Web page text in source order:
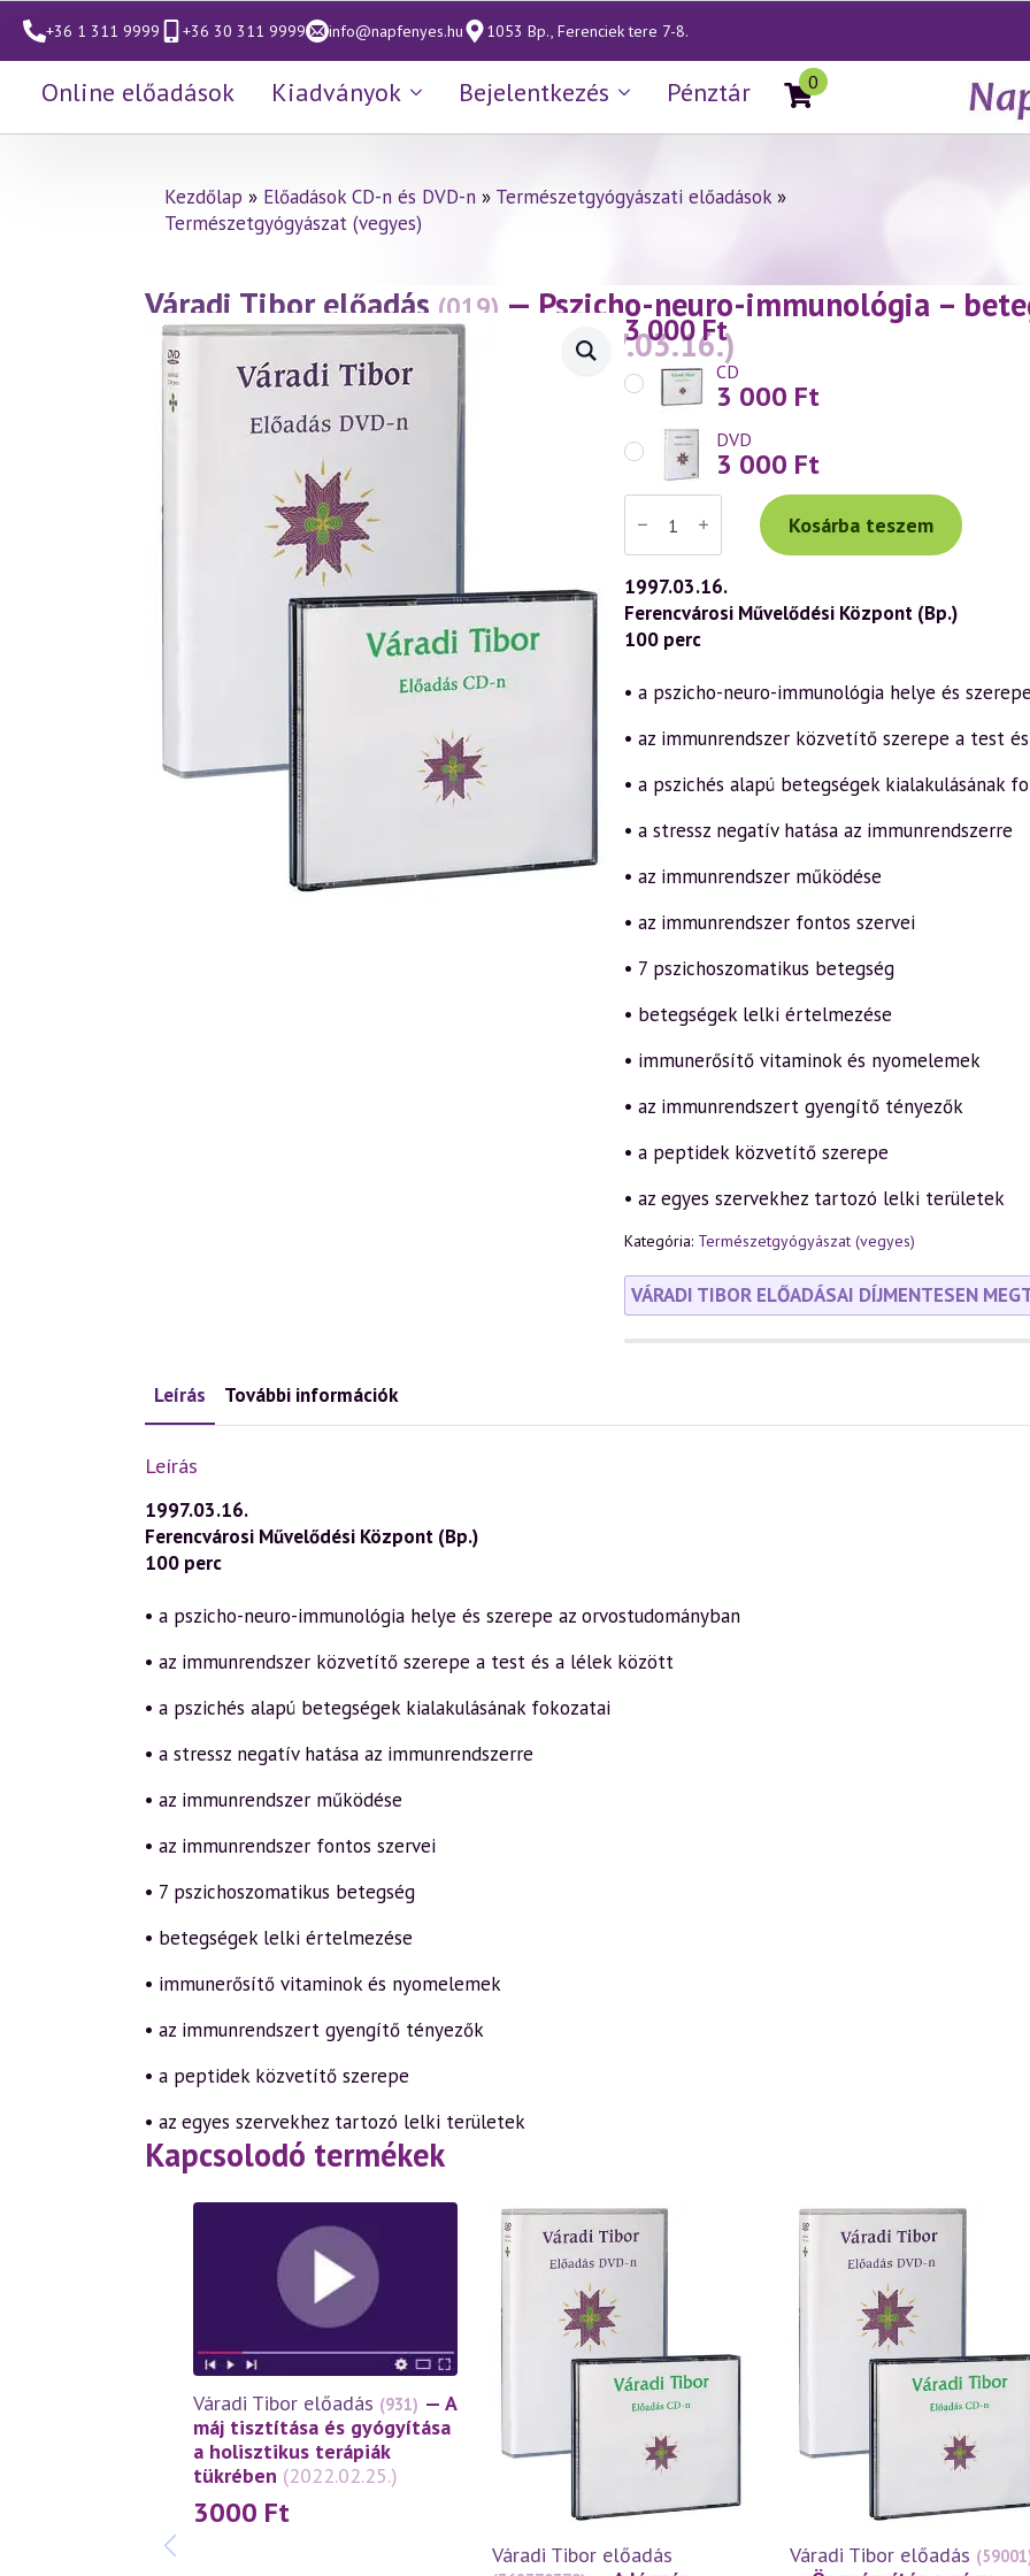
+36 1 311 9999 +36 30 311 9999 info@napfenyes.hu 1053 Bp., Ferenciek tere 7-8.
Online előadások Kiadványok Bejelentkezés Pénztár 0
Kezdőlap » Előadások CD-n és DVD-n » Természetgyógyászati előadások»
Természetgyógyászat (vegyes)
Váradi Tibor előadás (019) — Pszicho-neuro-immunológia –
lelkiállapot tükrében 1. rész
(1997.03.16.)
3 000Ft
CD
3 000 Ft
DVD
3 000 Ft
Váradi
Tibor
előadás
(019)
—
Pszicho-
neuro-
immunológia
–
kialakulása
tükrében
rész
(1997.03.16.)
Kosárba teszem
1997.03.16.
Ferencvárosi Művelődési Központ (Bp.)
100 perc
• a pszicho-neuro-immunológia helye és
• az immunrendszer közvetítő szerepe a test
• a pszichés alapú betegségek kialakulásának
• a stressz negatív hatása az immunrendszerre
• az immunrendszer működése
• az immunrendszer fontos szervei
• 7 pszichoszomatikus betegség
• betegségek lelki értelmezése
• immunerősítő vitaminok és nyomelemek
• az immunrendszert gyengítő tényezők
• a peptidek közvetítő szerepe
• az egyes szervekhez tartozó lelki területek
Kategória: Természetgyógyászat (vegyes)
VÁRADI TIBOR ELŐADÁSAI DÍJMENTESEN
Leírás További információk
Leírás
1997.03.16.
Ferencvárosi Művelődési Központ (Bp.)
100 perc
• a pszicho-neuro-immunológia helye és szerepe az orvostudományban
• az immunrendszer közvetítő szerepe a test és a lélek között
• a pszichés alapú betegségek kialakulásának fokozatai
• a stressz negatív hatása az immunrendszerre
• az immunrendszer működése
• az immunrendszer fontos szervei
• 7 pszichoszomatikus betegség
• betegségek lelki értelmezése
• immunerősítő vitaminok és nyomelemek
• az immunrendszert gyengítő tényezők
• a peptidek közvetítő szerepe
• az egyes szervekhez tartozó lelki területek
Kapcsolodó termékek
Váradi Tibor előadás (931) — A
máj tisztítása és gyógyítása
a holisztikus terápiák
tükrében (2022.02.25.)
3000 Ft
Váradi Tibor előadás Váradi Tibor előadás